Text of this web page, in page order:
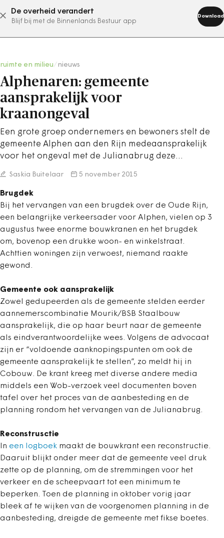
De overheid verandert
Blijf bij met de Binnenlands Bestuur app
Download
abonneer nu
ruimte en milieu nieuws
Alphenaren: gemeente
aansprakelijk voor
kraanongeval
Een grote groep ondernemers en bewoners stelt de
gemeente Alphen aan den Rijn medeaansprakelijk
voor het ongeval met de Julianabrug deze…
Saskia Buitelaar 5 november 2015
Brugdek
Bij het vervangen van een brugdek over de Oude Rijn,
een belangrijke verkeersader voor Alphen, vielen op 3
augustus twee enorme bouwkranen en het brugdek
om, bovenop een drukke woon- en winkelstraat.
Achttien woningen zijn verwoest, niemand raakte
gewond.
Gemeente ook aansprakelijk
Zowel gedupeerden als de gemeente stelden eerder
aannemerscombinatie Mourik/BSB Staalbouw
aansprakelijk, die op haar beurt naar de gemeente
als eindverantwoordelijke wees. Volgens de advocaat
zijn er “voldoende aanknopingspunten om ook de
gemeente aansprakelijk te stellen”, zo meldt hij in
Cobouw. De krant kreeg met diverse andere media
middels een Wob-verzoek veel documenten boven
tafel over het proces van de aanbesteding en de
planning rondom het vervangen van de Julianabrug.
Reconstrusctie
In een logboek maakt de bouwkrant een reconstructie.
Daaruit blijkt onder meer dat de gemeente veel druk
zette op de planning, om de stremmingen voor het
verkeer en de scheepvaart tot een minimum te
beperken. Toen de planning in oktober vorig jaar
bleek af te wijken van de voorgenomen planning in de
aanbesteding, dreigde de gemeente met fikse boetes.